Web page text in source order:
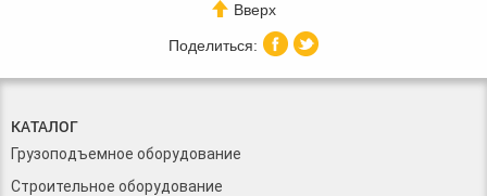
Вверх
КАТАЛОГ
Грузоподъемное оборудование
Строительное оборудование